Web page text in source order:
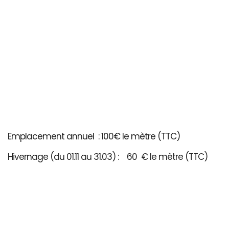
Emplacement annuel : 100€ le mètre (TTC)
Hivernage (du 01.11 au 31.03) : 60 € le mètre (TTC)